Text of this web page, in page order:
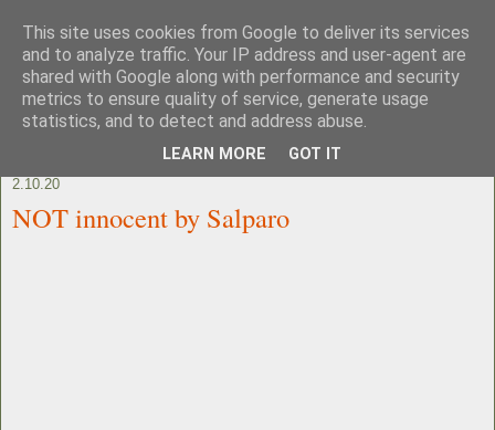
2.10.20
NOT innocent by Salparo
This site uses cookies from Google to deliver its services
and to analyze traffic. Your IP address and user-agent are
shared with Google along with performance and security
metrics to ensure quality of service, generate usage
statistics, and to detect and address abuse.
LEARN MORE GOT IT